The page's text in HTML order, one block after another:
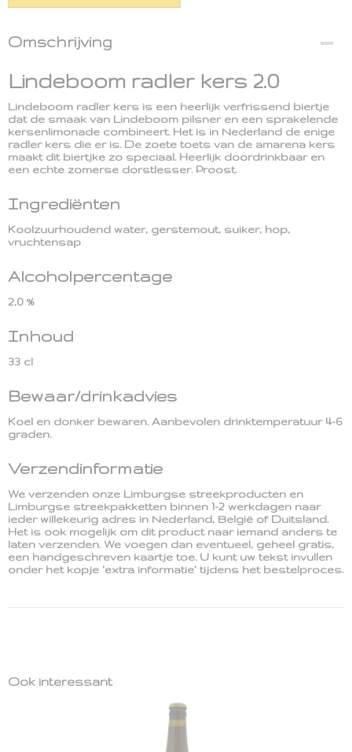
Omschrijving
Lindeboom radler kers 2.0
Lindeboom radler kers is een heerlijk verfrissend biertje
dat de smaak van Lindeboom pilsner en een sprakelende
kersenlimonade combineert. Het is in Nederland de enige
radler kers die er is. De zoete toets van de amarena kers
maakt dit biertjke zo speciaal. Heerlijk doordrinkbaar en
een echte zomerse dorstlesser. Proost.
Ingrediënten
Koolzuurhoudend water, gerstemout, suiker, hop,
vruchtensap
Alcoholpercentage
2,0 %
Inhoud
33 cl
Bewaar/drinkadvies
Koel en donker bewaren. Aanbevolen drinktemperatuur 4-6
graden.
Verzendinformatie
We verzenden onze Limburgse streekproducten en
Limburgse streekpakketten binnen 1-2 werkdagen naar
ieder willekeurig adres in Nederland, België of Duitsland.
Het is ook mogelijk om dit product naar iemand anders te
laten verzenden. We voegen dan eventueel, geheel gratis,
een handgeschreven kaartje toe. U kunt uw tekst invullen
onder het kopje 'extra informatie' tijdens het bestelproces.
Ook interessant